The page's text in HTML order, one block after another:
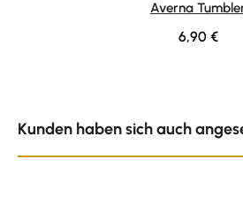
Averna
Regulärer
6,90 €
Kunden haben sich auch